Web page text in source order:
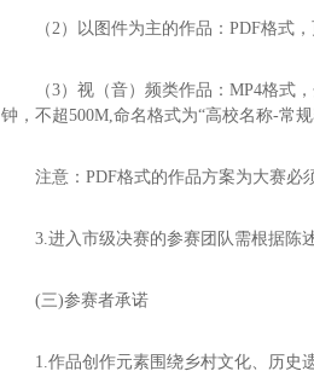
（2）以图件为主的作品：PDF格式
（3）视（音）频类作品：MP4格式
钟，不超500M,命名格式为“高校名称-常
注意：PDF格式的作品方案为大赛必
3.进入市级决赛的参赛团队需根据陈
(三)参赛者承诺
1.作品创作元素围绕乡村文化、历史